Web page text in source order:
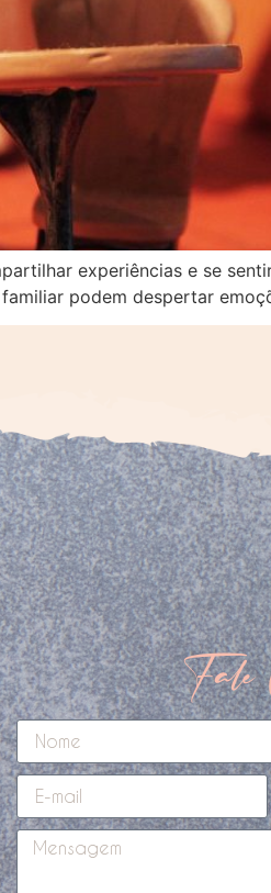
experiências e se
podem despertar
Fale